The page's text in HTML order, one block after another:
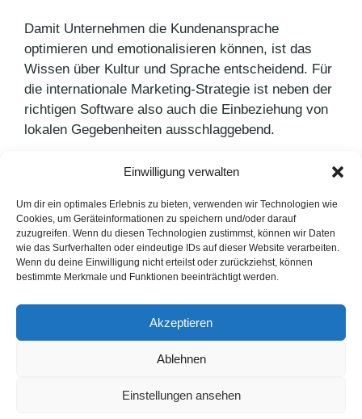
Einwilligung verwalten
Um dir ein optimales Erlebnis zu bieten, verwenden wir Technologien wie
Cookies, um Geräteinformationen zu speichern und/oder darauf
zuzugreifen. Wenn du diesen Technologien zustimmst, können wir Daten
wie das Surfverhalten oder eindeutige IDs auf dieser Website verarbeiten.
Wenn du deine Einwilligung nicht erteilst oder zurückziehst, können
bestimmte Merkmale und Funktionen beeinträchtigt werden.
Akzeptieren
Ablehnen
Einstellungen ansehen
Damit Unternehmen die Kundenansprache
optimieren und emotionalisieren können, ist das
Wissen über Kultur und Sprache entscheidend. Für
die internationale Marketing-Strategie ist neben der
richtigen Software also auch die Einbeziehung von
lokalen Gegebenheiten ausschlaggebend.
Schlagwörter
Blog,Marketing
eQ-3 AG ist Gold Sponsor
Neuer Instagram Algorithmus
FAQ